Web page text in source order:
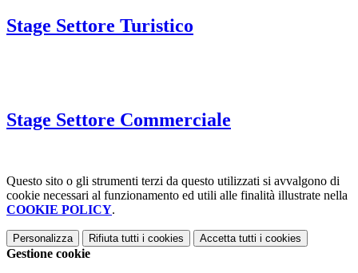
Stage Settore Turistico
Stage Settore Commerciale
Questo sito o gli strumenti terzi da questo utilizzati si avvalgono di
cookie necessari al funzionamento ed utili alle finalità illustrate nella
COOKIE POLICY.
Personalizza Rifiuta tutti i cookies Accetta tutti i cookies
Gestione cookie